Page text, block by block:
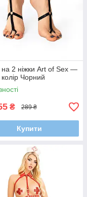
на 2 ніжки Art of Sex —
Чорний
₴ 289 ₴
Купити